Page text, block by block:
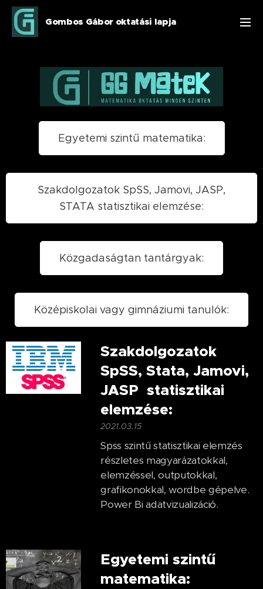
Gombos Gábor oktatási lapja
Egyetemi szintű matematika:
Szakdolgozatok SpSS, Jamovi, JASP,
STATA statisztikai elemzése:
Közgadaságtan tantárgyak:
Középiskolai vagy gimnáziumi tanulók:
Szakdolgozatok
SpSS, Stata, Jamovi,
JASP statisztikai
elemzése:
2021.03.15
Spss szintű statisztikai elemzés
részletes magyarázatokkal,
elemzéssel, outputokkal,
grafikonokkal, wordbe gépelve.
Power Bi adatvizualizáció.
Egyetemi szintű
matematika: